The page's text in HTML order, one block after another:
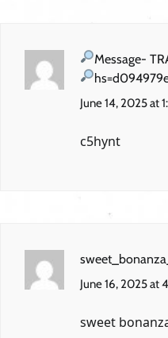
Message-
June 14, 2025 at
c5hynt
June 16, 2025 at
sweet